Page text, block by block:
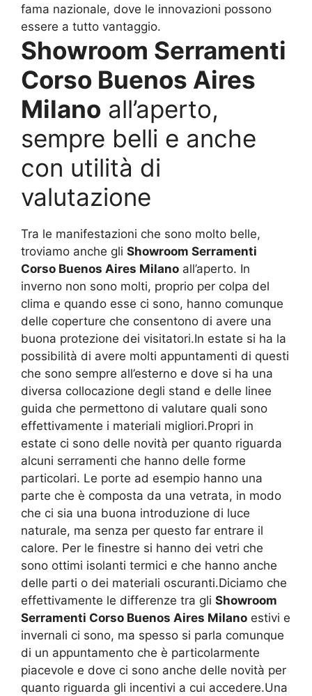
fama nazionale, dove le innovazioni possono
essere a tutto vantaggio.
Showroom Serramenti
Corso Buenos Aires
Milano all’aperto,
sempre belli e anche
con utilità di
valutazione
Tra le manifestazioni che sono molto belle,
troviamo anche gli Showroom Serramenti
Corso Buenos Aires Milano all’aperto. In
inverno non sono molti, proprio per colpa del
clima e quando esse ci sono, hanno comunque
delle coperture che consentono di avere una
buona protezione dei visitatori.In estate si ha la
possibilità di avere molti appuntamenti di questi
che sono sempre all’esterno e dove si ha una
diversa collocazione degli stand e delle linee
guida che permettono di valutare quali sono
effettivamente i materiali migliori.Propri in
estate ci sono delle novità per quanto riguarda
alcuni serramenti che hanno delle forme
particolari. Le porte ad esempio hanno una
parte che è composta da una vetrata, in modo
che ci sia una buona introduzione di luce
naturale, ma senza per questo far entrare il
calore. Per le finestre si hanno dei vetri che
sono ottimi isolanti termici e che hanno anche
delle parti o dei materiali oscuranti.Diciamo che
effettivamente le differenze tra gli Showroom
Serramenti Corso Buenos Aires Milano estivi e
invernali ci sono, ma spesso si parla comunque
di un appuntamento che è particolarmente
piacevole e dove ci sono anche delle novità per
quanto riguarda gli incentivi a cui accedere.Una